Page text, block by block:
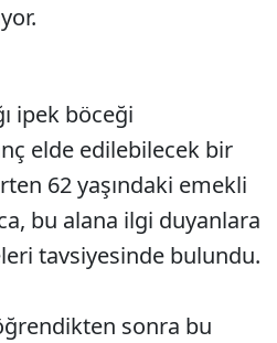
ipek böceği
elde edilebilecek bir
62 yaşındaki emekli
bu alana ilgi duyanlara
tavsiyesinde bulundu.
sonra bu